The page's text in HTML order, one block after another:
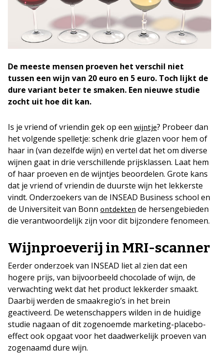
De meeste mensen proeven het verschil niet
tussen een wijn van 20 euro en 5 euro. Toch lijkt de
dure variant beter te smaken. Een nieuwe studie
zocht uit hoe dit kan.
Is je vriend of vriendin gek op een wijntje? Probeer dan
het volgende spelletje: schenk drie glazen voor hem of
haar in (van dezelfde wijn) en vertel dat het om diverse
wijnen gaat in drie verschillende prijsklassen. Laat hem
of haar proeven en de wijntjes beoordelen. Grote kans
dat je vriend of vriendin de duurste wijn het lekkerste
vindt. Onderzoekers van de INSEAD Business school en
de Universiteit van Bonn ontdekten de hersengebieden
die verantwoordelijk zijn voor dit bijzondere fenomeen.
Wijnproeverij in MRI-scanner
Eerder onderzoek van INSEAD liet al zien dat een
hogere prijs, van bijvoorbeeld chocolade of wijn, de
verwachting wekt dat het product lekkerder smaakt.
Daarbij werden de smaakregio’s in het brein
geactiveerd. De wetenschappers wilden in de huidige
studie nagaan of dit zogenoemde marketing-placebo-
effect ook opgaat voor het daadwerkelijk proeven van
zogenaamd dure wijn.